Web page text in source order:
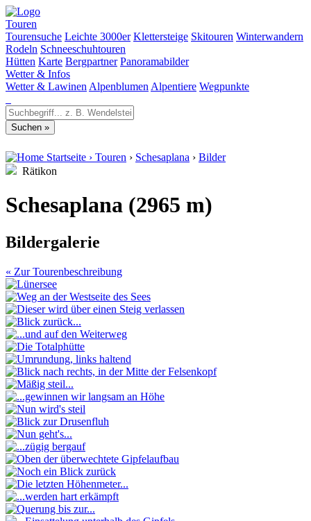
Touren
Tourensuche Leichte 3000er Klettersteige Skitouren Winterwandern
Rodeln Schneeschuhtouren
Hütten Karte Bergpartner Panoramabilder
Wetter & Infos
Wetter & Lawinen Alpenblumen Alpentiere Wegpunkte
Startseite › Touren › Schesaplana › Bilder
Rätikon
Schesaplana (2965 m)
Bildergalerie
« Zur Tourenbeschreibung